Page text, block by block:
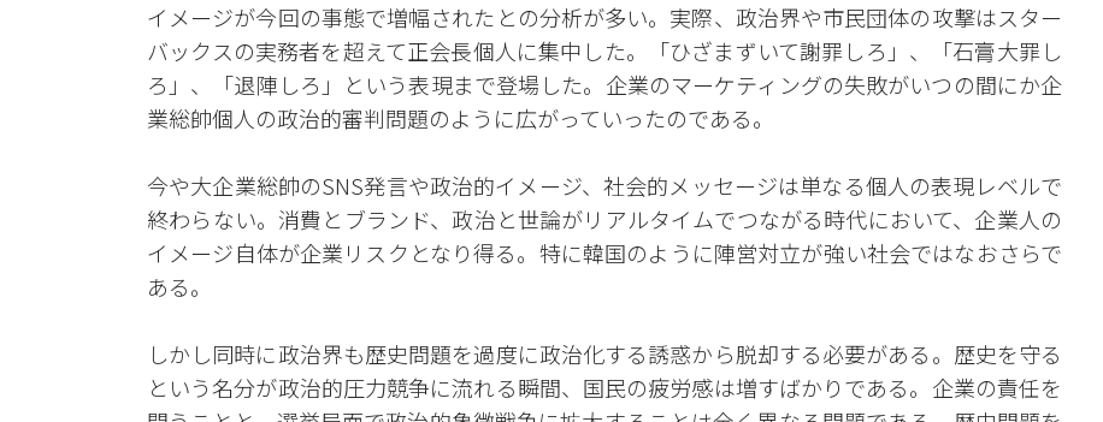
イメージが今回の事態で増幅されたとの分析が多い。実際、政治界や市民団体の攻撃はスター
バックスの実務者を超えて正会長個人に集中した。「ひざまずいて謝罪しろ」、「石膏大罪し
ろ」、「退陣しろ」という表現まで登場した。企業のマーケティングの失敗がいつの間にか企
業総帥個人の政治的審判問題のように広がっていったのである。
今や大企業総帥のSNS発言や政治的イメージ、社会的メッセージは単なる個人の表現レベルで
終わらない。消費とブランド、政治と世論がリアルタイムでつながる時代において、企業人の
イメージ自体が企業リスクとなり得る。特に韓国のように陣営対立が強い社会ではなおさらで
ある。
しかし同時に政治界も歴史問題を過度に政治化する誘惑から脱却する必要がある。歴史を守る
という名分が政治的圧力競争に流れる瞬間、国民の疲労感は増すばかりである。企業の責任を